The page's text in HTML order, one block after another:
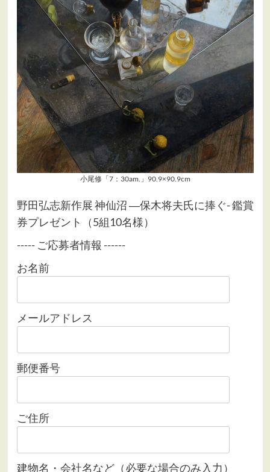
小尾修「7：30am.」90.9×90.9cm
野田弘志新作展 神仙沼 ―保木将夫氏に捧ぐ- 鑑賞
券プレゼント（5組10名様）
----- ご応募者情報 ------
お名前
メールアドレス
郵便番号
ご住所
建物名・会社名など（必要な場合のみ入力）